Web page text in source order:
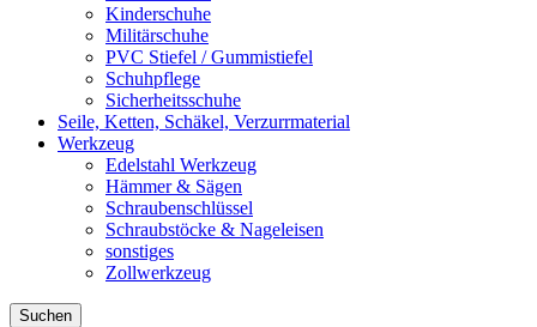
Kinderschuhe
Militärschuhe
PVC Stiefel / Gummistiefel
Schuhpflege
Sicherheitsschuhe
Seile, Ketten, Schäkel, Verzurrmaterial
Werkzeug
Edelstahl Werkzeug
Hämmer & Sägen
Schraubenschlüssel
Schraubstöcke & Nageleisen
sonstiges
Zollwerkzeug
Suchen